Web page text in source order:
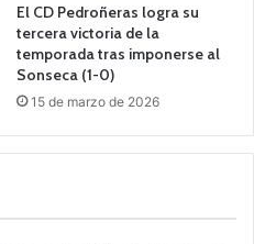
El CD Pedroñeras logra su
tercera victoria de la
temporada tras imponerse al
Sonseca (1-0)
15 de marzo de 2026